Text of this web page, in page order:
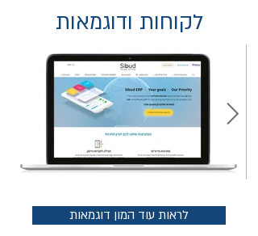
לקוחות ודוגמאות
לראות עוד המון דוגמאות